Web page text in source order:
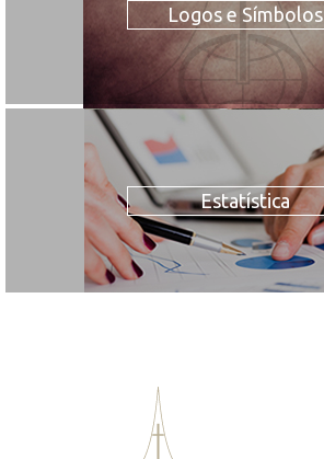
Logos e Símbolos
Estatística